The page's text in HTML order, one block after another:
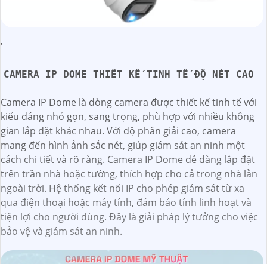
'
CAMERA IP DOME THIẾT KẾ TINH TẾ ĐỘ NÉT CAO
Camera IP Dome là dòng camera được thiết kế tinh tế với
kiểu dáng nhỏ gọn, sang trọng, phù hợp với nhiều không
gian lắp đặt khác nhau. Với độ phân giải cao, camera
mang đến hình ảnh sắc nét, giúp giám sát an ninh một
cách chi tiết và rõ ràng. Camera IP Dome dễ dàng lắp đặt
trên trần nhà hoặc tường, thích hợp cho cả trong nhà lẫn
ngoài trời. Hệ thống kết nối IP cho phép giám sát từ xa
qua điện thoại hoặc máy tính, đảm bảo tính linh hoạt và
tiện lợi cho người dùng. Đây là giải pháp lý tưởng cho việc
bảo vệ và giám sát an ninh.